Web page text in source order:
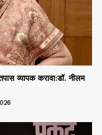
व्यापक करावा:डॉ. नीलम